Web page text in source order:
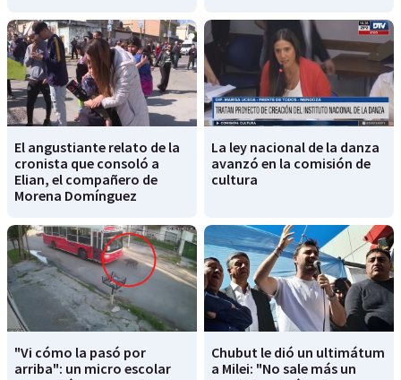
El angustiante relato de la
cronista que consoló a
Elian, el compañero de
Morena Domínguez
La ley nacional de la danza
avanzó en la comisión de
cultura
"Vi cómo la pasó por
arriba": un micro escolar
Chubut le dió un ultimátum
a Milei: "No sale más un